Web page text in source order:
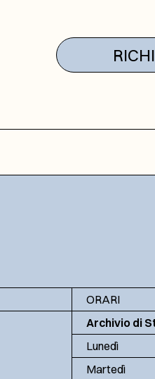
ORARI
Archivio di
Lunedì
Martedì